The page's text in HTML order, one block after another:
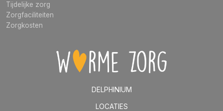
Tijdelijke zorg
Zorgfaciliteiten
Zorgkosten
DELPHINIUM
LOCATIES